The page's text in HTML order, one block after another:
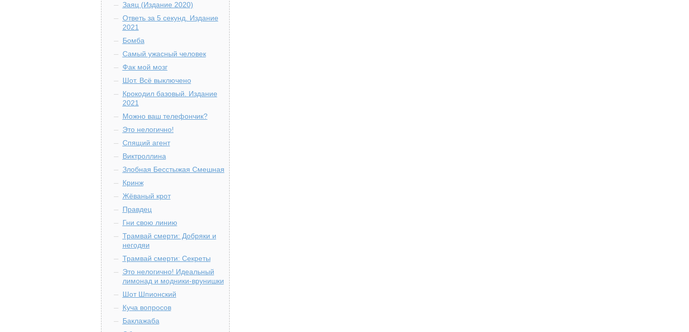
Заяц (Издание 2020)
Ответь за 5 секунд. Издание
2021
Бомба
Самый ужасный человек
Фак мой мозг
Шот. Всё выключено
Крокодил базовый. Издание
2021
Можно ваш телефончик?
Это нелогично!
Спящий агент
Виктроллина
Злобная Бесстыжая Смешная
Кринж
Жёваный крот
Правдец
Гни свою линию
Трамвай смерти: Добряки и
негодяи
Трамвай смерти: Секреты
Это нелогично! Идеальный
лимонад и модники-врунишки
Шот Шпионский
Куча вопросов
Баклажаба